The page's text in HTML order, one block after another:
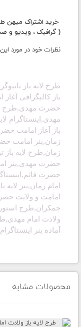
خرید اشتراک میهن
( گرافیک ، ویدیو و
نظرات خود در مورد
طرح لایه باز
باز کالیگرافی
حضرت مهدی,طرح
مهدی,اینستاگرام
باز آغاز امامت
زمان,بنر امامت
زمان,طرح لایه باز
حضرت مهدی,بنر
حضرت
امام زمان,بنر
امامت و ولایت
جمکران,طرح
ولادت امام
آماده بنر
محصولات مشابه